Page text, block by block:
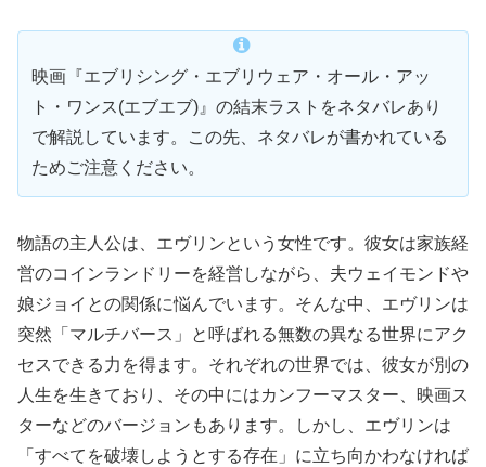
映画『エブリシング・エブリウェア・オール・アッ
ト・ワンス(エブエブ)』の結末ラストをネタバレあり
で解説しています。この先、ネタバレが書かれている
ためご注意ください。
物語の主人公は、エヴリンという女性です。彼女は家族経
営のコインランドリーを経営しながら、夫ウェイモンドや
娘ジョイとの関係に悩んでいます。そんな中、エヴリンは
突然「マルチバース」と呼ばれる無数の異なる世界にアク
セスできる力を得ます。それぞれの世界では、彼女が別の
人生を生きており、その中にはカンフーマスター、映画ス
ターなどのバージョンもあります。しかし、エヴリンは
「すべてを破壊しようとする存在」に立ち向かわなければ